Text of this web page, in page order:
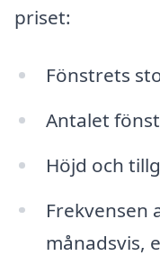
priset:
Fönstrets
Antalet
Höjd och
Frekvensen
månadsvis,